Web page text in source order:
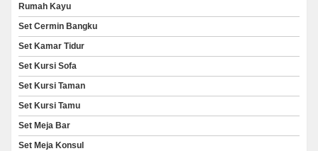
Rumah Kayu
Set Cermin Bangku
Set Kamar Tidur
Set Kursi Sofa
Set Kursi Taman
Set Kursi Tamu
Set Meja Bar
Set Meja Konsul